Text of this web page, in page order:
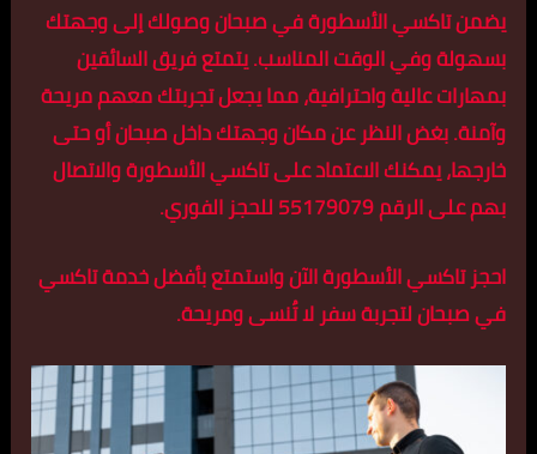
يضمن تاكسي الأسطورة في صبحان وصولك إلى وجهتك
بسهولة وفي الوقت المناسب. يتمتع فريق السائقين
بمهارات عالية واحترافية، مما يجعل تجربتك معهم مريحة
وآمنة. بغض النظر عن مكان وجهتك داخل صبحان أو حتى
خارجها، يمكنك الاعتماد على تاكسي الأسطورة والاتصال
بهم على الرقم 55179079 للحجز الفوري.
احجز تاكسي الأسطورة الآن واستمتع بأفضل خدمة تاكسي
في صبحان لتجربة سفر لا تُنسى ومريحة.